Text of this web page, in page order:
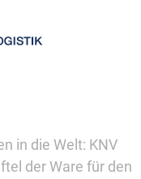
in die Welt: KNV
der Ware für den